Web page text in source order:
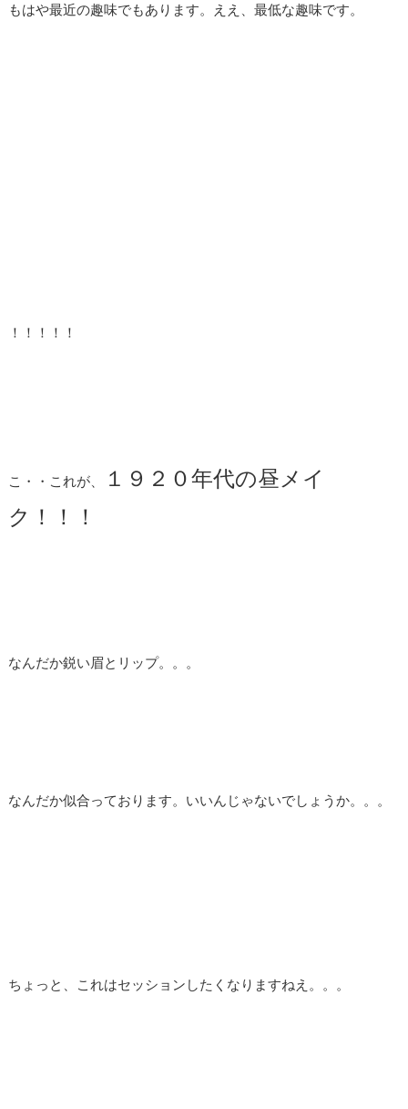
もはや最近の趣味でもあります。ええ、最低な趣味です。
！！！！！
こ・・これが、
１９２０年代の昼メイ
ク！！！
なんだか鋭い眉とリップ。。。
なんだか似合っております。いいんじゃないでしょうか。。。
ちょっと、これはセッションしたくなりますねえ。。。